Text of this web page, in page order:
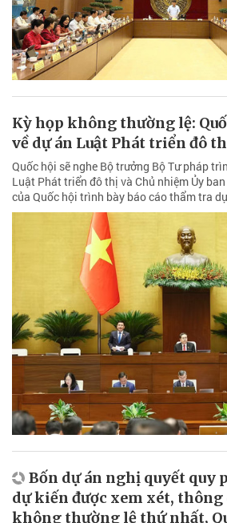
Kỳ họp không thường lệ:
về dự án Luật Phát triển đô
Quốc hội sẽ nghe Bộ trưởng Bộ Tư pháp
Luật Phát triển đô thị và Chủ nhiệm Ủy
của Quốc hội trình bày báo cáo thẩm tra
Bốn dự án nghị quyết quy
dự kiến được xem xét, thông
không thường lệ thứ nhất,